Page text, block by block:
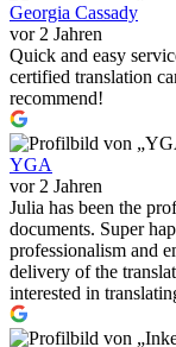
Georgia Cassady
vor 2 Jahren
Quick and easy
certified translation
recommend!
YGA
vor 2 Jahren
Julia has been the
documents. Super
professionalism and
delivery of the
interested in